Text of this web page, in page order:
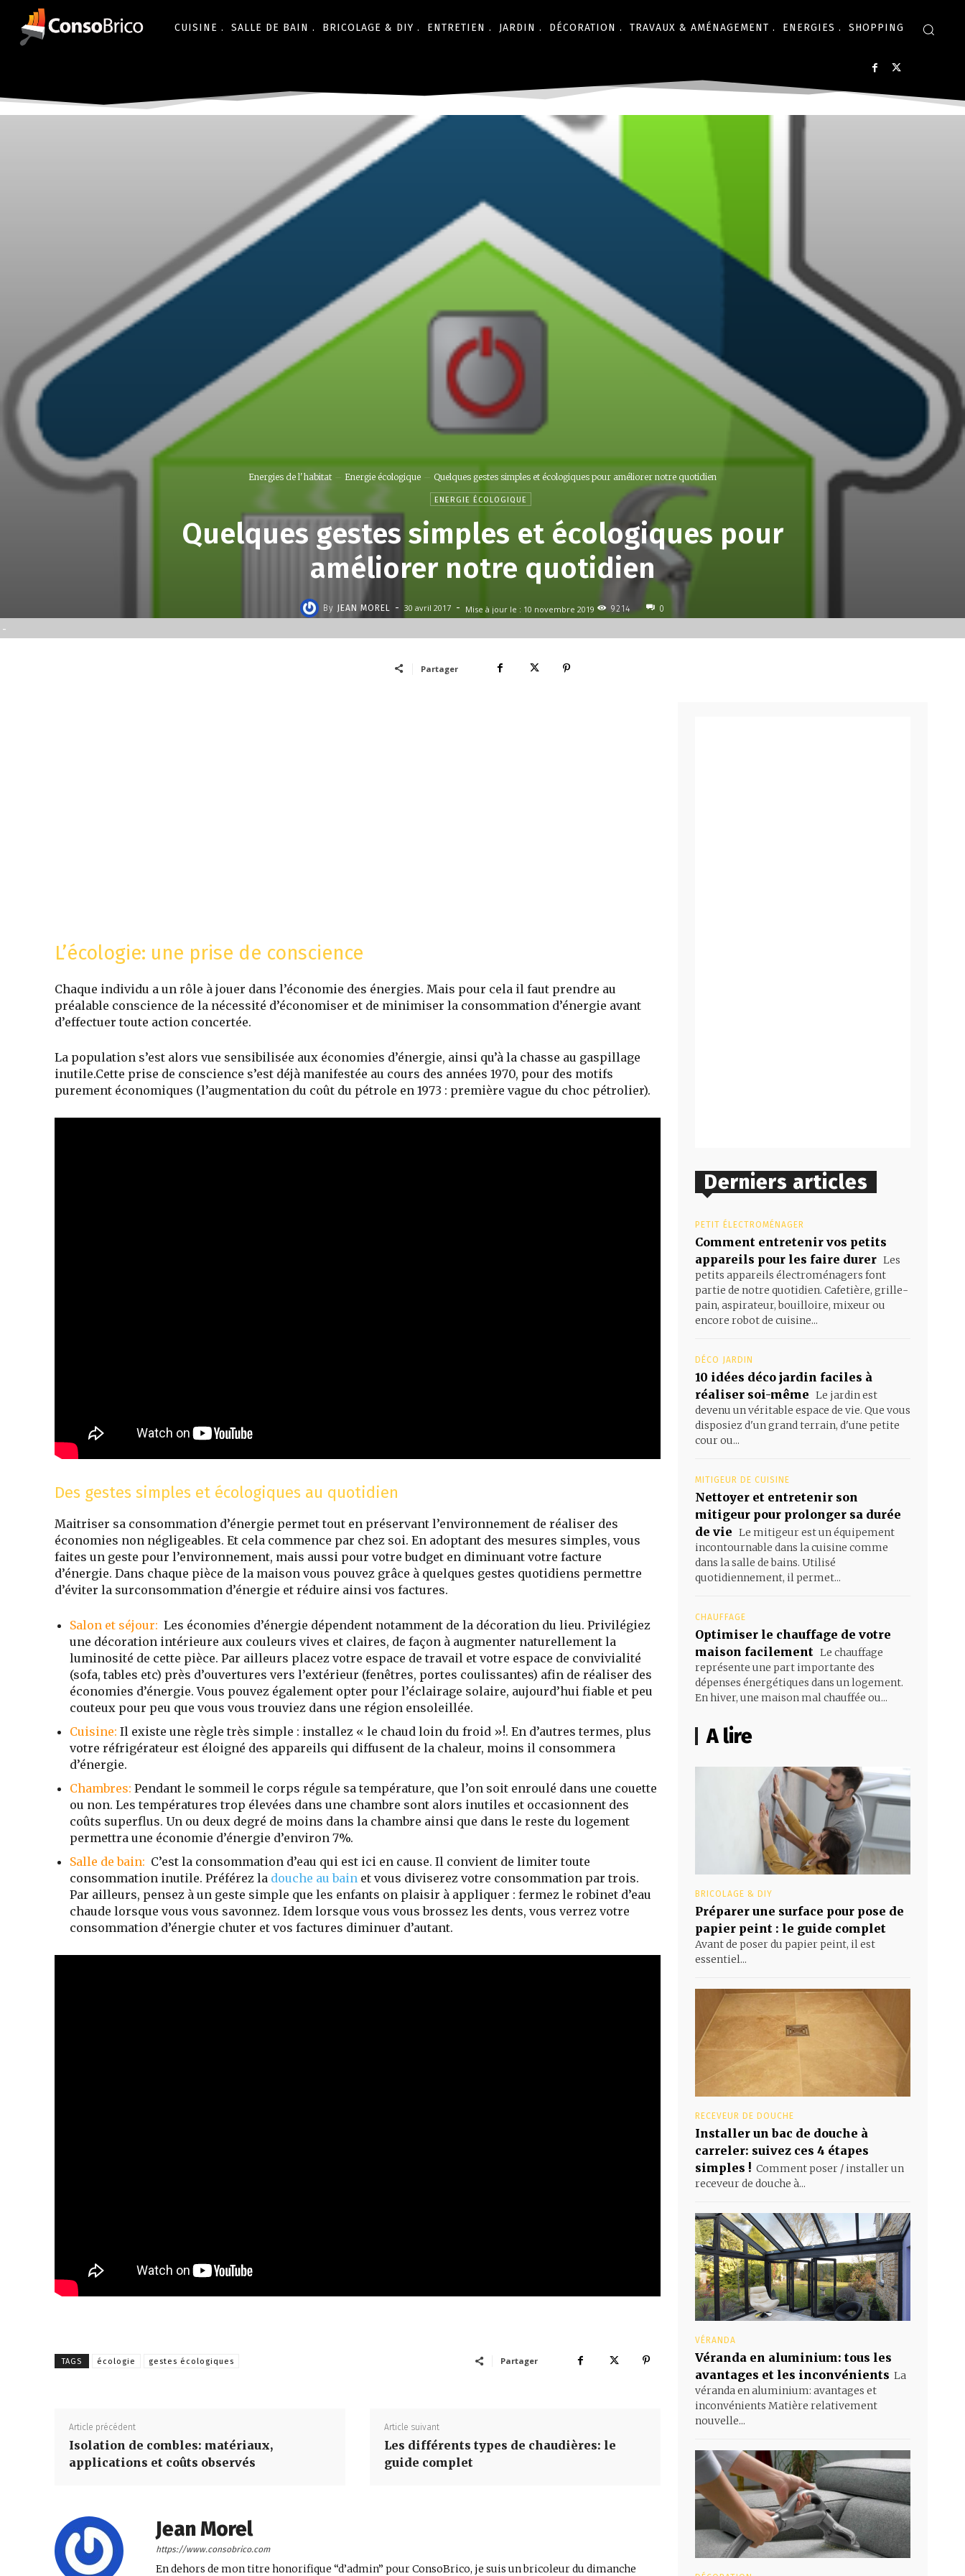
CUISINE . SALLE DE BAIN . BRICOLAGE & DIY . ENTRETIEN . JARDIN . DÉCORATION . TRAVAUX & AMÉNAGEMENT . ENERGIES . SHOPPING
-
Energies de l'habitat Energie écologique Quelques gestes simples et écologiques pour améliorer notre quotidien
ENERGIE ÉCOLOGIQUE
Quelques gestes simples et écologiques pour
améliorer notre quotidien
By JEAN MOREL - 30 avril 2017 - Mise à jour le : 10 novembre 2019 9214 0
Partager
L’écologie: une prise de conscience
Chaque individu a un rôle à jouer dans l’économie des énergies. Mais pour cela il faut prendre au
préalable conscience de la nécessité d’économiser et de minimiser la consommation d’énergie avant
d’effectuer toute action concertée.
La population s’est alors vue sensibilisée aux économies d’énergie, ainsi qu’à la chasse au gaspillage
inutile.Cette prise de conscience s’est déjà manifestée au cours des années 1970, pour des motifs
purement économiques (l’augmentation du coût du pétrole en 1973 : première vague du choc pétrolier).
Des gestes simples et écologiques au quotidien
Maitriser sa consommation d’énergie permet tout en préservant l’environnement de réaliser des
économies non négligeables. Et cela commence par chez soi. En adoptant des mesures simples, vous
faites un geste pour l’environnement, mais aussi pour votre budget en diminuant votre facture
d’énergie. Dans chaque pièce de la maison vous pouvez grâce à quelques gestes quotidiens permettre
d’éviter la surconsommation d’énergie et réduire ainsi vos factures.
Salon et séjour: Les économies d’énergie dépendent notamment de la décoration du lieu. Privilégiez
une décoration intérieure aux couleurs vives et claires, de façon à augmenter naturellement la
luminosité de cette pièce. Par ailleurs placez votre espace de travail et votre espace de convivialité
(sofa, tables etc) près d’ouvertures vers l’extérieur (fenêtres, portes coulissantes) afin de réaliser des
économies d’énergie. Vous pouvez également opter pour l’éclairage solaire, aujourd’hui fiable et peu
couteux pour peu que vous vous trouviez dans une région ensoleillée.
Cuisine: Il existe une règle très simple : installez « le chaud loin du froid »!. En d’autres termes, plus
votre réfrigérateur est éloigné des appareils qui diffusent de la chaleur, moins il consommera
d’énergie.
Chambres: Pendant le sommeil le corps régule sa température, que l’on soit enroulé dans une couette
ou non. Les températures trop élevées dans une chambre sont alors inutiles et occasionnent des
coûts superflus. Un ou deux degré de moins dans la chambre ainsi que dans le reste du logement
permettra une économie d’énergie d’environ 7%.
Salle de bain: C’est la consommation d’eau qui est ici en cause. Il convient de limiter toute
consommation inutile. Préférez la douche au bain et vous diviserez votre consommation par trois.
Par ailleurs, pensez à un geste simple que les enfants on plaisir à appliquer : fermez le robinet d’eau
chaude lorsque vous vous savonnez. Idem lorsque vous vous brossez les dents, vous verrez votre
consommation d’énergie chuter et vos factures diminuer d’autant.
TAGS écologie gestes écologiques Partager
Article précédent
Isolation de combles: matériaux,
applications et coûts observés
Article suivant
Les différents types de chaudières: le
guide complet
Jean Morel
https://www.consobrico.com
En dehors de mon titre honorifique “d’admin” pour ConsoBrico, je suis un bricoleur du dimanche
Derniers articles
PETIT ÉLECTROMÉNAGER
Comment entretenir vos petits
appareils pour les faire durer Les
petits appareils électroménagers font
partie de notre quotidien. Cafetière, grille-
pain, aspirateur, bouilloire, mixeur ou
encore robot de cuisine...
DÉCO JARDIN
10 idées déco jardin faciles à
réaliser soi-même Le jardin est
devenu un véritable espace de vie. Que vous
disposiez d'un grand terrain, d'une petite
cour ou...
MITIGEUR DE CUISINE
Nettoyer et entretenir son
mitigeur pour prolonger sa durée
de vie Le mitigeur est un équipement
incontournable dans la cuisine comme
dans la salle de bains. Utilisé
quotidiennement, il permet...
CHAUFFAGE
Optimiser le chauffage de votre
maison facilement Le chauffage
représente une part importante des
dépenses énergétiques dans un logement.
En hiver, une maison mal chauffée ou...
A lire
BRICOLAGE & DIY
Préparer une surface pour pose de
papier peint : le guide complet
Avant de poser du papier peint, il est
essentiel...
RECEVEUR DE DOUCHE
Installer un bac de douche à
carreler: suivez ces 4 étapes
simples ! Comment poser / installer un
receveur de douche à...
VÉRANDA
Véranda en aluminium: tous les
avantages et les inconvénients La
véranda en aluminium: avantages et
inconvénients Matière relativement
nouvelle...